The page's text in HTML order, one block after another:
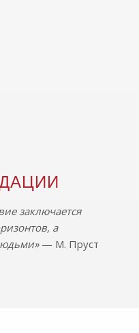
заключается
а
— М. Пруст